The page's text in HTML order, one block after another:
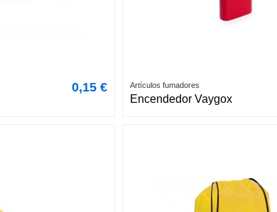
0,15 € Artículos fumadores
Encendedor Vaygox